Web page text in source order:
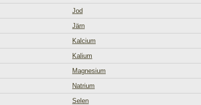
Jod
Järn
Kalcium
Kalium
Magnesium
Natrium
Selen